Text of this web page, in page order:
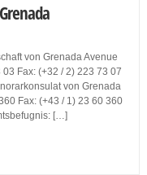
von Grenada Avenue
Fax: (+32 / 2) 223 73 07
von Grenada
Fax: (+43 / 1) 23 60 360
[…]